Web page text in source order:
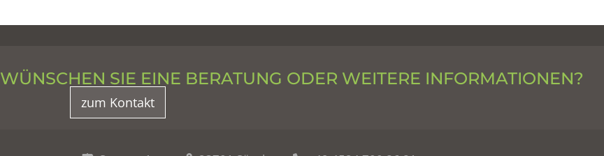
WÜNSCHEN SIE EINE BERATUNG ODER WEITERE INFORMATIONEN?
zum Kontakt